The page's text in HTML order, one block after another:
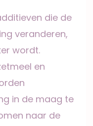
die de
veranderen,
wordt.
en
in de maag te
naar de